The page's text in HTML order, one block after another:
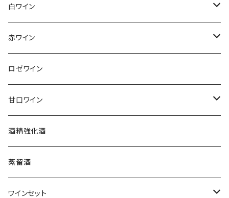
アンリ・ジロー
アンリ・ビリオ・フィス
エティエンヌ・ルフェーヴル
クリスチャン・ゴセ
クロード・カザル
ジェローム・ルフェーヴル
シャルトーニュ・タイエ
白ワイン
フランス
アルザス
ブルゴーニュ
ドイツ
オーストラリア
ニュージーランド
南アフリカ
チリ
赤ワイン
フランス
アルザス
シュッド・ウエスト
スロヴァキア
オーストラリア
ニュージーランド
南アフリカ
ロゼワイン
甘口ワイン
フランス
ソーテルヌ
酒精強化酒
蒸留酒
ワインセット